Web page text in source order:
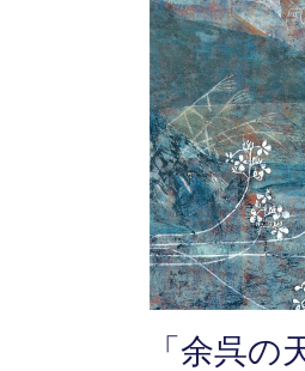
「余呉